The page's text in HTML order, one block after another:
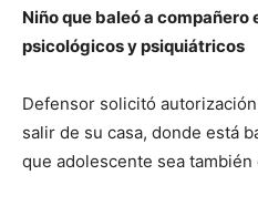
Niño que baleó a
psicológicos y psiquiátricos
Defensor solicitó
salir de su casa, donde está
que adolescente sea también